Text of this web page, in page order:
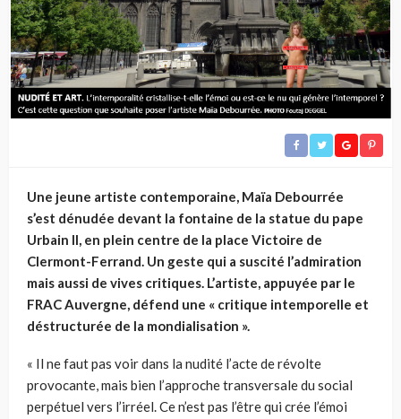
Une jeune artiste contemporaine, Maïa Debourrée
s’est dénudée devant la fontaine de la statue du pape
Urbain II, en plein centre de la place Victoire de
Clermont-Ferrand. Un geste qui a suscité l’admiration
mais aussi de vives critiques. L’artiste, appuyée par le
FRAC Auvergne, défend une « critique intemporelle et
déstructurée de la mondialisation ».
« Il ne faut pas voir dans la nudité l’acte de révolte
provocante, mais bien l’approche transversale du social
perpétuel vers l’irréel. Ce n’est pas l’être qui crée l’émoi